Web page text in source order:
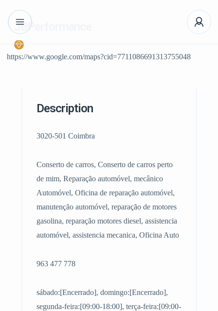
JBPerformance
https://www.google.com/maps?cid=7711086691313755048
Description
3020-501 Coimbra
Conserto de carros, Conserto de carros perto
de mim, Reparação automóvel, mecânico
Automóvel, Oficina de reparação automóvel,
manutenção automóvel, reparação de motores
gasolina, reparação motores diesel, assistencia
automóvel, assistencia mecanica, Oficina Auto
963 477 778
sábado:[Encerrado], domingo:[Encerrado],
segunda-feira:[09:00-18:00], terça-feira:[09:00-